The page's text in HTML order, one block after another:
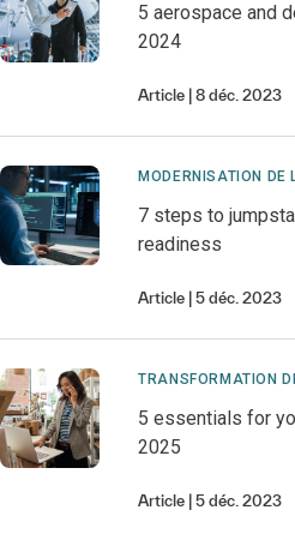
5 aerospace and
2024
Article 8 déc. 2023
MODERNISATION DE
7 steps to
readiness
Article 5 déc. 2023
TRANSFORMATION
5 essentials for
2025
Article 5 déc. 2023